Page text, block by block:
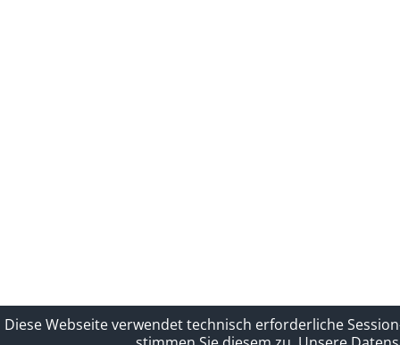
Diese Webseite verwendet technisch erforderliche